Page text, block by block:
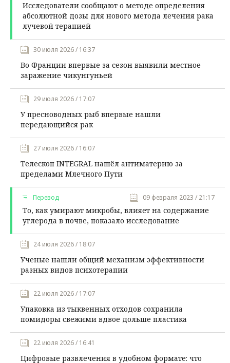
Исследователи сообщают о методе определения
абсолютной дозы для нового метода лечения рака
лучевой терапией
30 июля 2026 / 16:37
Во Франции впервые за сезон выявили местное
заражение чикунгуньей
29 июля 2026 / 17:07
У пресноводных рыб впервые нашли
передающийся рак
27 июля 2026 / 16:07
Телескоп INTEGRAL нашёл антиматерию за
пределами Млечного Пути
Перевод 09 февраля 2023 / 21:17
То, как умирают микробы, влияет на содержание
углерода в почве, показало исследование
24 июля 2026 / 18:07
Ученые нашли общий механизм эффективности
разных видов психотерапии
22 июля 2026 / 17:07
Упаковка из тыквенных отходов сохранила
помидоры свежими вдвое дольше пластика
22 июля 2026 / 16:41
Цифровые развлечения в удобном формате: что